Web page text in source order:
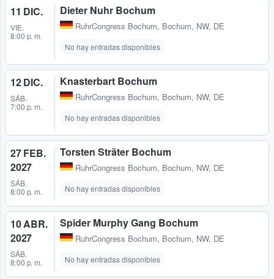
11 DIC.
VIE.
8:00 p. m.
Dieter Nuhr Bochum
RuhrCongress Bochum, Bochum, NW, DE
No hay entradas disponibles
12 DIC.
SÁB.
7:00 p. m.
Knasterbart Bochum
RuhrCongress Bochum, Bochum, NW, DE
No hay entradas disponibles
27 FEB.
2027
SÁB.
8:00 p. m.
Torsten Sträter Bochum
RuhrCongress Bochum, Bochum, NW, DE
No hay entradas disponibles
10 ABR.
2027
SÁB.
8:00 p. m.
Spider Murphy Gang Bochum
RuhrCongress Bochum, Bochum, NW, DE
No hay entradas disponibles